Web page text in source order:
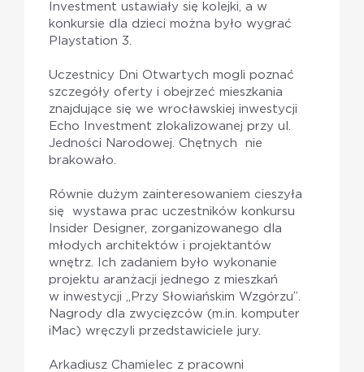
Investment ustawiały się kolejki, a w
konkursie dla dzieci można było wygrać
Playstation 3.
Uczestnicy Dni Otwartych mogli poznać
szczegóły oferty i obejrzeć mieszkania
znajdujące się we wrocławskiej inwestycji
Echo Investment zlokalizowanej przy ul.
Jedności Narodowej. Chętnych nie
brakowało.
Równie dużym zainteresowaniem cieszyła
się wystawa prac uczestników konkursu
Insider Designer, zorganizowanego dla
młodych architektów i projektantów
wnętrz. Ich zadaniem było wykonanie
projektu aranżacji jednego z mieszkań
w inwestycji „Przy Słowiańskim Wzgórzu”.
Nagrody dla zwycięzców (m.in. komputer
iMac) wręczyli przedstawiciele jury.
Arkadiusz Chamielec z pracowni